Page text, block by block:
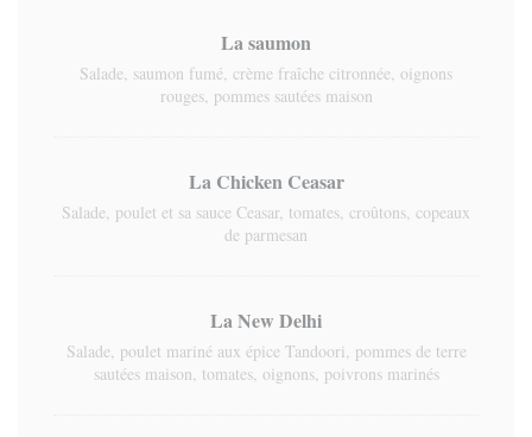
La saumon
Salade, saumon fumé, crème fraîche citronnée, oignons
rouges, pommes sautées maison
La Chicken Ceasar
Salade, poulet et sa sauce Ceasar, tomates, croûtons, copeaux
de parmesan
La New Delhi
Salade, poulet mariné aux épice Tandoori, pommes de terre
sautées maison, tomates, oignons, poivrons marinés